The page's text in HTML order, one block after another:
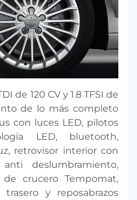
de 120 CV y 1.8 TFSI de
de lo más completo
con luces LED, pilotos
LED, bluetooth,
retrovisor interior con
deslumbramiento,
crucero Tempomat,
y reposabrazos